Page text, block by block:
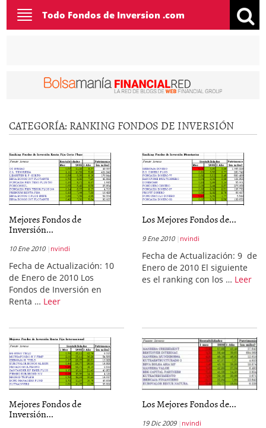
Toggle
navigation
Todo Fondos de Inversion .com
CATEGORÍA: RANKING FONDOS DE INVERSIÓN
Mejores Fondos de
Inversión...
10 Ene 2010 nvindi
Fecha de Actualización: 10
de Enero de 2010 Los
Fondos de Inversión en
Renta … Leer
Los Mejores Fondos de...
9 Ene 2010 nvindi
Fecha de Actualización: 9 de
Enero de 2010 El siguiente
es el ranking con los … Leer
Mejores Fondos de
Inversión...
Los Mejores Fondos de...
19 Dic 2009 nvindi